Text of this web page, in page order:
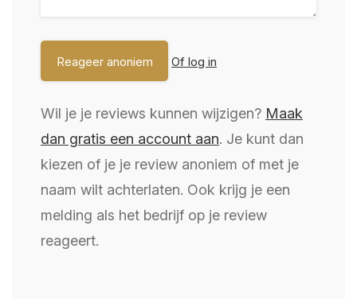
Of log in
Wil je je reviews kunnen wijzigen? Maak
dan gratis een account aan. Je kunt dan
kiezen of je je review anoniem of met je
naam wilt achterlaten. Ook krijg je een
melding als het bedrijf op je review
reageert.